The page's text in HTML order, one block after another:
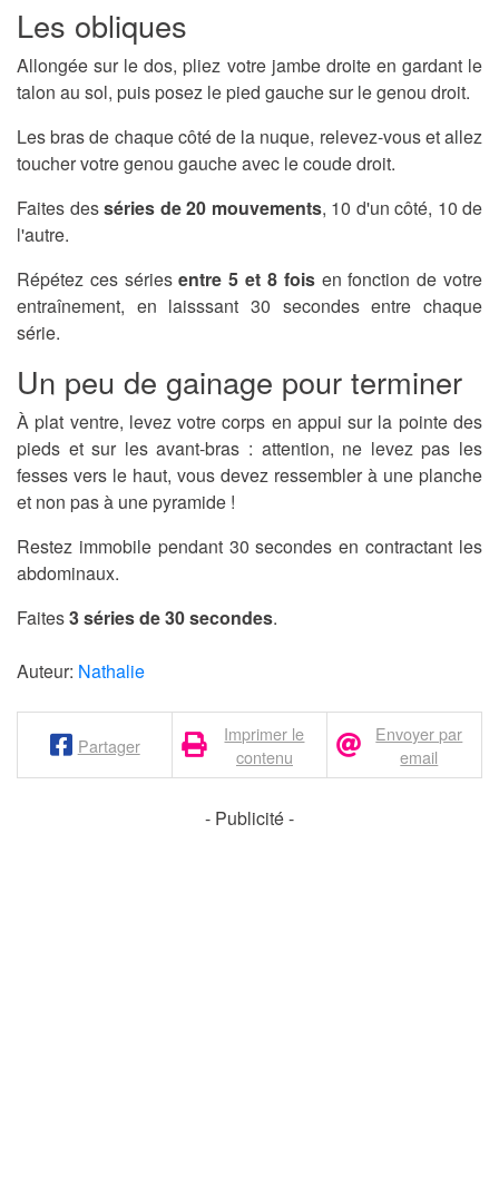
Les obliques
Allongée sur le dos, pliez votre jambe droite en gardant le
talon au sol, puis posez le pied gauche sur le genou droit.
Les bras de chaque côté de la nuque, relevez-vous et allez
toucher votre genou gauche avec le coude droit.
Faites desséries de 20 mouvements, 10 d'un côté, 10 de
l'autre.
Répétez ces sériesentre 5 et 8 fois en fonction de votre
entraînement, en laisssant 30 secondes entre chaque
série.
Un peu de gainage pour terminer
À plat ventre, levez votre corps en appui sur la pointe des
pieds et sur les avant-bras : attention, ne levez pas les
fesses vers le haut, vous devez ressembler à une planche
et non pas à une pyramide !
Restez immobile pendant 30 secondes en contractant les
abdominaux.
Faites3 séries de 30 secondes.
Auteur: Nathalie
Partager
Imprimer le
contenu
Envoyer par
email
- Publicité -